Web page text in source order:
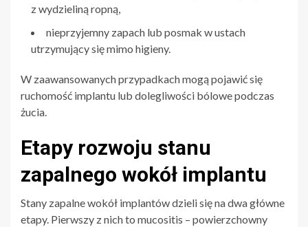
z wydzieliną ropną,
nieprzyjemny zapach lub posmak w ustach
utrzymujący się mimo higieny.
W zaawansowanych przypadkach mogą pojawić się
ruchomość implantu lub dolegliwości bólowe podczas
żucia.
Etapy rozwoju stanu
zapalnego wokół implantu
Stany zapalne wokół implantów dzieli się na dwa główne
etapy. Pierwszy z nich to mucositis – powierzchowny